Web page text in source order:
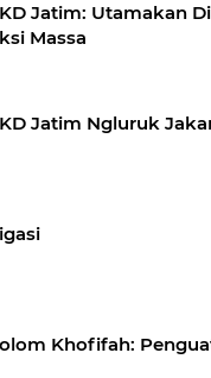
Jatim: Utamakan
Massa
Jatim Ngluruk
Khofifah: